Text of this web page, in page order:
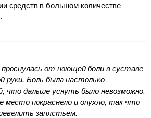
средств в большом количестве
от ноющей боли в суставе
руки. Боль была настолько
что дальше уснуть было невозможно.
место покраснело и опухло, так что
запястьем.